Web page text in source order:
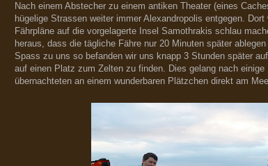
Nach einem Abstecher zu einem antiken Theater (eines
hügelige Strassen weiter immer Alexandropolis entgegen.
Fährpläne auf die vorgelagerte Insel Samothrakis schlau
heraus, dass die tägliche Fähre nur 20 Minuten später
Spass zu uns so befanden wir uns knapp 3 Stunden später
auf einen Platz zum Zelten zu finden. Dies gelang nach einige
übernachteten an einem wunderbaren Plätzchen direkt am